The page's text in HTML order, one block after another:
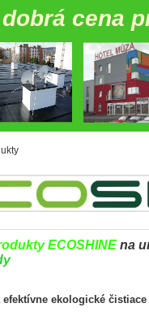
cena
ECOSHINE na
ekologické